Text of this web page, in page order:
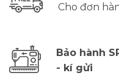
Cho đơn
Bảo hành
- kí gửi